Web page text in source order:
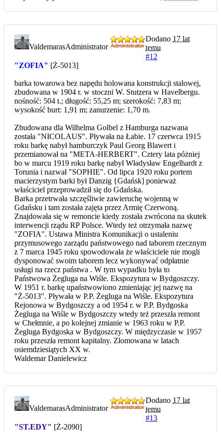
ValdemarasAdministrator
Dodano 17 lat
temu
#12
"ZOFIA" [Ż-5013]
barka towarowa bez napędu holowana konstrukcji stalowej,
zbudowana w 1904 r. w stoczni W. Stutzera w Havelbergu.
nośność: 504 t.; długość: 55,25 m; szerokość: 7,83 m;
wysokość burt: 1,91 m; zanurzenie: 1,70 m.
Zbudowana dla Wilhelma Golbel z Hamburga nazwana
została "NICOLAUS". Pływała na Łabie. 17 czerwca 1915
roku barkę nabył hamburczyk Paul Georg Blawert i
przemianował na "META-HERBERT". Cztery lata póżniej
bo w marcu 1919 roku barkę nabył Władysław Engelhardt z
Torunia i nazwał "SOPHIE". Od lipca 1920 roku portem
macierzystym barki był Danzig {Gdańsk] ponieważ
właściciel przeprowadził się do Gdańska.
Barka przetrwała szczęśliwie zawieruchę wojenną w
Gdańsku i tam została zajęta przez Armię Czerwoną.
Znajdowała się w remoncie kiedy została zwrócona na skutek
interwencji rządu RP Polsce. Wtedy też otrzymała nazwę
"ZOFIA". Ustawa Ministra Komunikacji o ustaleniu
przymusowego zarządu państwowego nad taborem rzecznym
z 7 marca 1945 roku spowodowała że właściciele nie mogli
dysponować swoim taborem lecz wykonywać odpłatnie
usługi na rzecz państwa . W tym wypadku była to
Państwowa Żegluga na Wiśle. Ekspozytura w Bydgoszczy.
W 1951 r. barkę upaństwowiono zmieniając jej nazwę na
"Ż-5013". Pływała w P.P. Żegluga na Wiśle. Ekspozytura
Rejonowa w Bydgoszczy a od 1954 r. w P.P. Bydgoska
Żegluga na Wiśle w Bydgoszczy wtedy też przeszła remont
w Chełmnie, a po kolejnej zmianie w 1963 roku w P.P.
Żegluga Bydgoska w Bydgoszczy. W międzyczasie w 1957
roku przeszła remont kapitalny. Złomowana w latach
osiemdziesiątych XX w.
Waldemar Danielewicz
ValdemarasAdministrator
Dodano 17 lat
temu
#13
"ST.EDY" [Ż-2090]